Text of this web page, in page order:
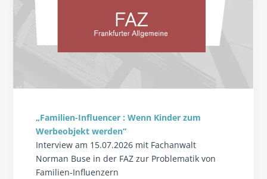
„Familien-Influencer : Wenn Kinder zum
Werbeobjekt werden“
Interview am 15.07.2026 mit Fachanwalt
Norman Buse in der FAZ zur Problematik von
Familien-Influenzern